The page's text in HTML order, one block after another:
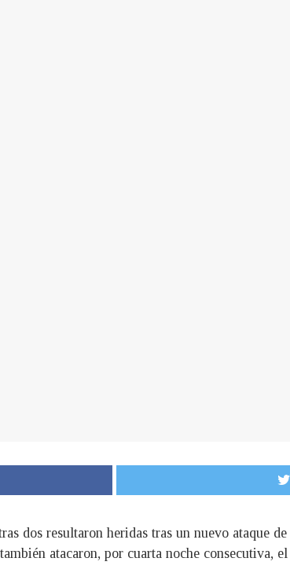
dos resultaron heridas tras un nuevo ataque
atacaron, por cuarta noche consecutiva,